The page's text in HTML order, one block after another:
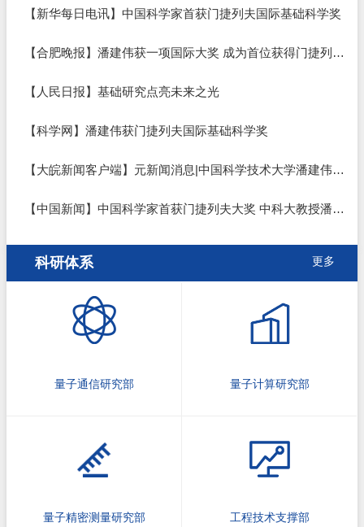
【新华每日电讯】中国科学家首获门捷列夫国际基础科学奖
【合肥晚报】潘建伟获一项国际大奖 成为首位获得门捷列夫国际基础科学奖的中国学者
【人民日报】基础研究点亮未来之光
【科学网】潘建伟获门捷列夫国际基础科学奖
【大皖新闻客户端】元新闻消息|中国科学技术大学潘建伟教授获第三届联合国教科文组织—俄罗斯门捷列夫基础科学国际奖
【中国新闻】中国科学家首获门捷列夫大奖 中科大教授潘建伟以量子研究赢得奖项
科研体系 更多
量子通信研究部 量子计算研究部
量子精密测量研究部 工程技术支撑部